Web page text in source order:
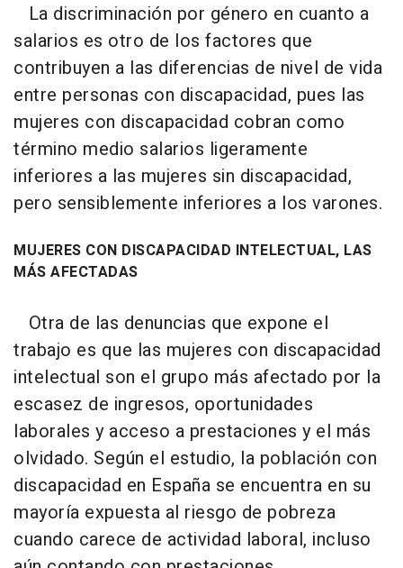
La discriminación por género en cuanto a
salarios es otro de los factores que
contribuyen a las diferencias de nivel de vida
entre personas con discapacidad, pues las
mujeres con discapacidad cobran como
término medio salarios ligeramente
inferiores a las mujeres sin discapacidad,
pero sensiblemente inferiores a los varones.
MUJERES CON DISCAPACIDAD INTELECTUAL, LAS
MÁS AFECTADAS
Otra de las denuncias que expone el
trabajo es que las mujeres con discapacidad
intelectual son el grupo más afectado por la
escasez de ingresos, oportunidades
laborales y acceso a prestaciones y el más
olvidado. Según el estudio, la población con
discapacidad en España se encuentra en su
mayoría expuesta al riesgo de pobreza
cuando carece de actividad laboral, incluso